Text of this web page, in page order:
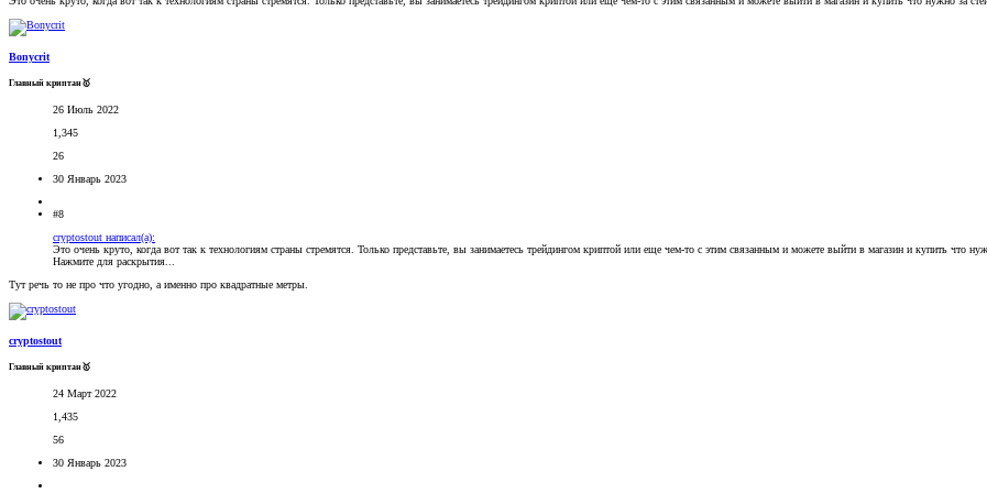
Bonycrit
Главный криптан🥇
26 Июль 2022
1,345
26
30 Январь 2023
#8
cryptostout написал(а):
Это очень круто, когда вот так к технологиям страны стремятся. Только представьте, вы занимаетесь трейдингом криптой или еще чем-то с этим связанным и можете выйти в магазин и купить что
Нажмите для раскрытия...
Тут речь то не про что угодно, а именно про квадратные метры.
cryptostout
Главный криптан🥇
24 Март 2022
1,435
56
30 Январь 2023